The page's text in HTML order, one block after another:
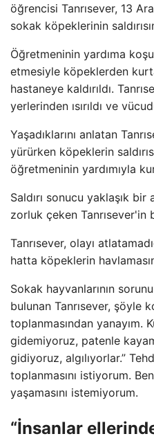
öğrencisi Tanrısever, 13
sokak köpeklerinin
Öğretmeninin yardıma
etmesiyle köpeklerden
hastaneye kaldırıldı.
yerlerinden ısırıldı ve
Yaşadıklarını anlatan
yürürken köpeklerin
öğretmeninin yardımıyla
Saldırı sonucu yaklaşık
zorluk çeken Tanrısever'in
Tanrısever, olayı
hatta köpeklerin
Sokak hayvanlarının
bulunan Tanrısever, şöyle
toplanmasından yanayım.
gidemiyoruz, patenle
gidiyoruz, algılıyorlar.”
toplanmasını istiyorum.
yaşamasını istemiyorum.
“İnsanlar